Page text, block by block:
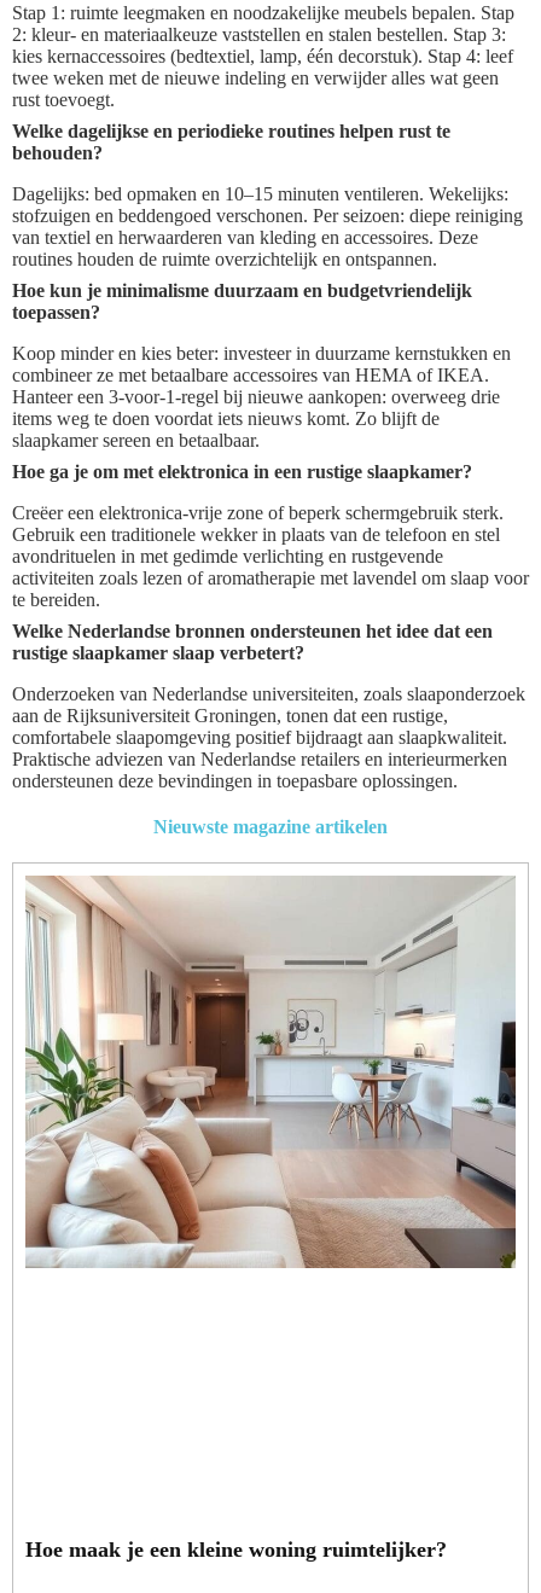
Stap 1: ruimte leegmaken en noodzakelijke meubels bepalen. Stap
2: kleur- en materiaalkeuze vaststellen en stalen bestellen. Stap 3:
kies kernaccessoires (bedtextiel, lamp, één decorstuk). Stap 4: leef
twee weken met de nieuwe indeling en verwijder alles wat geen
rust toevoegt.
Welke dagelijkse en periodieke routines helpen rust te
behouden?
Dagelijks: bed opmaken en 10–15 minuten ventileren. Wekelijks:
stofzuigen en beddengoed verschonen. Per seizoen: diepe reiniging
van textiel en herwaarderen van kleding en accessoires. Deze
routines houden de ruimte overzichtelijk en ontspannen.
Hoe kun je minimalisme duurzaam en budgetvriendelijk
toepassen?
Koop minder en kies beter: investeer in duurzame kernstukken en
combineer ze met betaalbare accessoires van HEMA of IKEA.
Hanteer een 3-voor-1-regel bij nieuwe aankopen: overweeg drie
items weg te doen voordat iets nieuws komt. Zo blijft de
slaapkamer sereen en betaalbaar.
Hoe ga je om met elektronica in een rustige slaapkamer?
Creëer een elektronica-vrije zone of beperk schermgebruik sterk.
Gebruik een traditionele wekker in plaats van de telefoon en stel
avondrituelen in met gedimde verlichting en rustgevende
activiteiten zoals lezen of aromatherapie met lavendel om slaap voor
te bereiden.
Welke Nederlandse bronnen ondersteunen het idee dat een
rustige slaapkamer slaap verbetert?
Onderzoeken van Nederlandse universiteiten, zoals slaaponderzoek
aan de Rijksuniversiteit Groningen, tonen dat een rustige,
comfortabele slaapomgeving positief bijdraagt aan slaapkwaliteit.
Praktische adviezen van Nederlandse retailers en interieurmerken
ondersteunen deze bevindingen in toepasbare oplossingen.
Nieuwste magazine artikelen
Hoe maak je een kleine woning ruimtelijker?